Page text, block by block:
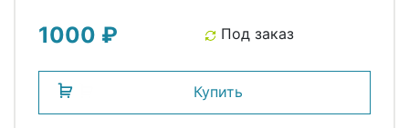
1000 ₽ Под заказ
Купить